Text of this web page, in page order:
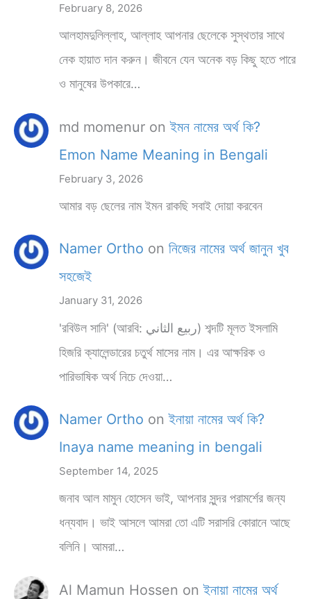
February 8, 2026
আলহামদুলিল্লাহ, আল্লাহ আপনার ছেলেকে সুস্থতার সাথে
নেক হায়াত দান করুন। জীবনে যেন অনেক বড় কিছু হতে পারে
ও মানুষের উপকারে…
md momenur onইমন নামের অর্থ কি?
Emon Name Meaning in Bengali
February 3, 2026
আমার বড় ছেলের নাম ইমন রাকছি সবাই দোয়া করবেন
Namer Ortho on নিজের নামের অর্থ জানুন খুব
সহজেই
January 31, 2026
'রবিউল সানি' (আরবি: ربيع الثاني) শব্দটি মূলত ইসলামি
হিজরি ক্যালেন্ডারের চতুর্থ মাসের নাম। এর আক্ষরিক ও
পারিভাষিক অর্থ নিচে দেওয়া…
Namer Ortho onইনায়া নামের অর্থ কি?
Inaya name meaning in bengali
September 14, 2025
জনাব আল মামুন হোসেন ভাই, আপনার সুন্দর পরামর্শের জন্য
ধন্যবাদ। ভাই আসলে আমরা তো এটি সরাসরি কোরানে আছে
বলিনি। আমরা…
Al Mamun Hossen onইনায়া নামের অর্থ